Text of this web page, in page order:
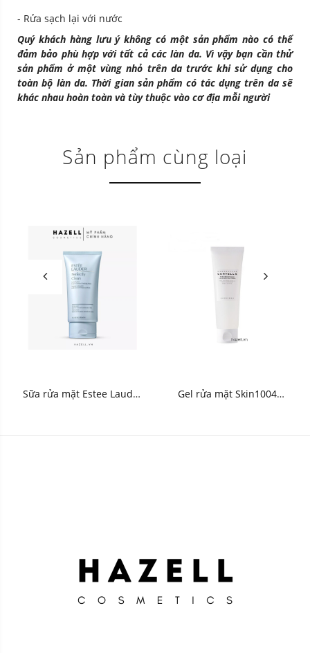
- Rửa sạch lại với nước
Quý khách hàng lưu ý không có một sản phẩm nào có thể
đảm bảo phù hợp với tất cả các làn da. Vì vậy bạn cần thử
sản phẩm ở một vùng nhỏ trên da trước khi sử dụng cho
toàn bộ làn da. Thời gian sản phẩm có tác dụng trên da sẽ
khác nhau hoàn toàn và tùy thuộc vào cơ địa mỗi người
Sản phẩm cùng loại
Sữa rửa mặt Estee Lauder
Gel rửa mặt Skin1004